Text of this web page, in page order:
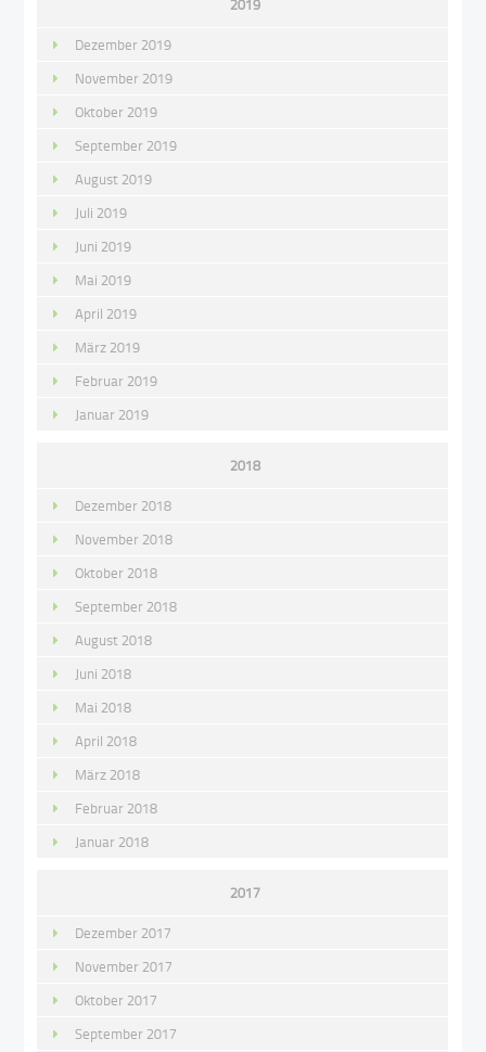
Dezember 2019
November 2019
Oktober 2019
September 2019
August 2019
Juli 2019
Juni 2019
Mai 2019
April 2019
März 2019
Februar 2019
Januar 2019
2018
Dezember 2018
November 2018
Oktober 2018
September 2018
August 2018
Juni 2018
Mai 2018
April 2018
März 2018
Februar 2018
Januar 2018
2017
Dezember 2017
November 2017
Oktober 2017
September 2017